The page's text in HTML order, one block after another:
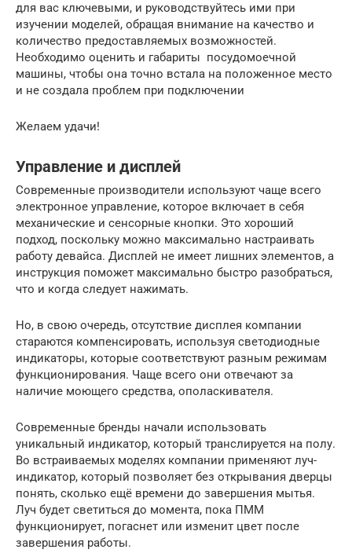
для вас ключевыми, и руководствуйтесь ими при
изучении моделей, обращая внимание на качество и
количество предоставляемых возможностей.
Необходимо оценить и габариты посудомоечной
машины, чтобы она точно встала на положенное место
и не создала проблем при подключении
Желаем удачи!
Управление и дисплей
Современные производители используют чаще всего
электронное управление, которое включает в себя
механические и сенсорные кнопки. Это хороший
подход, поскольку можно максимально настраивать
работу девайса. Дисплей не имеет лишних элементов, а
инструкция поможет максимально быстро разобраться,
что и когда следует нажимать.
Но, в свою очередь, отсутствие дисплея компании
стараются компенсировать, используя светодиодные
индикаторы, которые соответствуют разным режимам
функционирования. Чаще всего они отвечают за
наличие моющего средства, ополаскивателя.
Современные бренды начали использовать
уникальный индикатор, который транслируется на полу.
Во встраиваемых моделях компании применяют луч-
индикатор, который позволяет без открывания дверцы
понять, сколько ещё времени до завершения мытья.
Луч будет светиться до момента, пока ПММ
функционирует, погаснет или изменит цвет после
завершения работы.